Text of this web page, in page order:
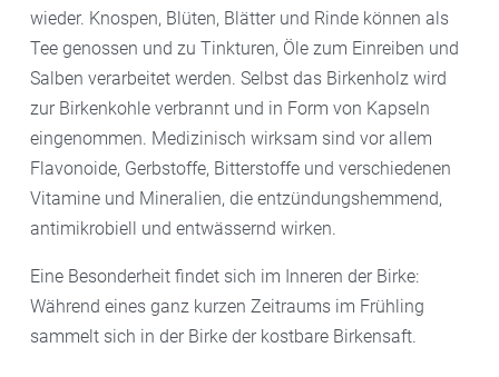
wieder. Knospen, Blüten, Blätter und Rinde können als
Tee genossen und zu Tinkturen, Öle zum Einreiben und
Salben verarbeitet werden. Selbst das Birkenholz wird
zur Birkenkohle verbrannt und in Form von Kapseln
eingenommen. Medizinisch wirksam sind vor allem
Flavonoide, Gerbstoffe, Bitterstoffe und verschiedenen
Vitamine und Mineralien, die entzündungshemmend,
antimikrobiell und entwässernd wirken.
Eine Besonderheit findet sich im Inneren der Birke:
Während eines ganz kurzen Zeitraums im Frühling
sammelt sich in der Birke der kostbare Birkensaft.